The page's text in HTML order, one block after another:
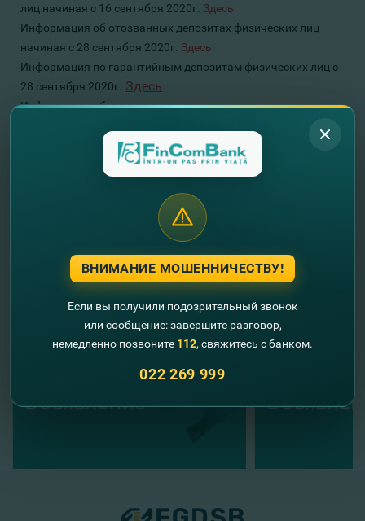
лиц начиная с 16 сентября 2020г. Здесь
Информация об отозванных депозитах физических лиц
начиная с 28 сентября 2020г. Здесь
Информация по гарантийным депозитам физических лиц с
28 сентября 2020г. Здесь
Информацияобусловия принятия депозитов от
Другие новости
ВНИМАНИЕ МОШЕННИЧЕСТВУ!
Если вы получили подозрительный звонок
или сообщение: завершите разговор,
немедленно позвоните 112, свяжитесь с банком.
022 269 999